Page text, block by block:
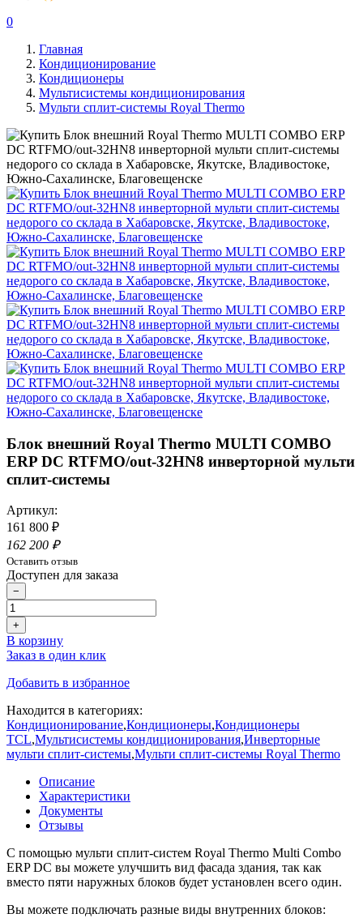
0
Главная
Кондиционирование
Кондиционеры
Мультисистемы кондиционирования
Мульти сплит-системы Royal Thermo
Блок внешний Royal Thermo MULTI COMBO
ERP DC RTFMO/out-32HN8 инверторной мульти
сплит-системы
Артикул:
161 800 ₽
162 200 ₽
Оставить отзыв
Доступен для заказа
−
+
В корзину
Заказ в один клик
Добавить в избранное
Находится в категориях:
Кондиционирование,Кондиционеры,Кондиционеры
TCL,Мультисистемы кондиционирования,Инверторные
мульти сплит-системы,Мульти сплит-системы Royal Thermo
Описание
Характеристики
Документы
Отзывы
C помощью мульти сплит-систем Royal Thermo Multi Combo
ERP DC вы можете улучшить вид фасада здания, так как
вместо пяти наружных блоков будет установлен всего один.
Вы можете подключать разные виды внутренних блоков: